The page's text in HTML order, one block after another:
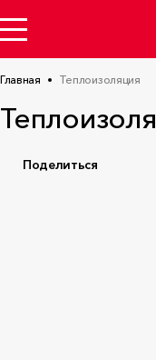
Главная Теплоизоляция
Поделиться